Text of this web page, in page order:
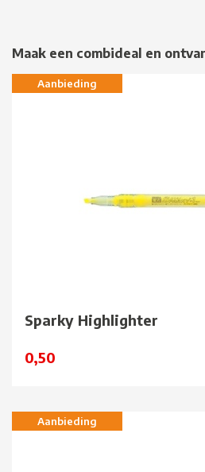
Maak een combideal en
Aanbieding
Sparky Highlighter
0,50
Aanbieding